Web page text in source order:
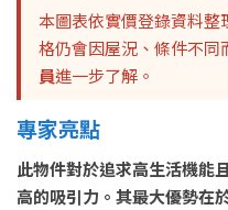
本圖表依實價登錄資料整
格仍會因屋況、條件不同
員進一步了解。
專家亮點
此物件對於追求高生活機能
高的吸引力。其最大優勢在